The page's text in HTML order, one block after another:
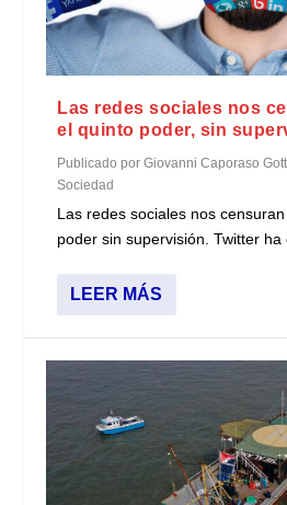
Las redes sociales nos
el quinto poder, sin
Publicado porGiovanni Caporaso
Sociedad
Las redes sociales nos
poder sin supervisión. Twitter ha
LEER MÁS